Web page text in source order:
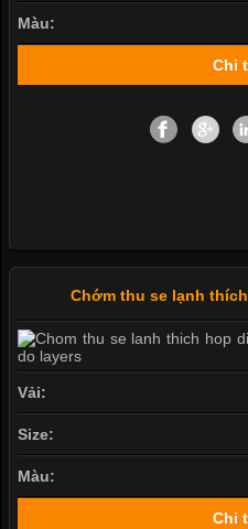
Màu:
Chi
Chớm thu se lạnh
Vải:
Size:
Màu:
Chi